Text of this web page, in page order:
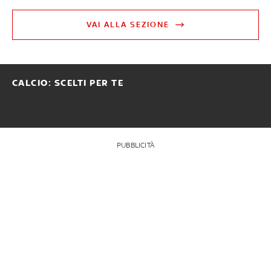
VAI ALLA SEZIONE
CALCIO: SCELTI PER TE
PUBBLICITÀ